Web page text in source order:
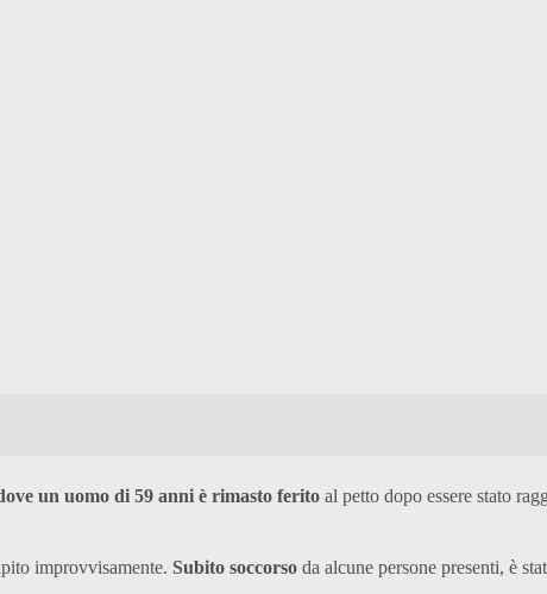
un uomo di 59 anni è rimasto ferito al petto dopo essere stato
improvvisamente. Subito soccorso da alcune persone presenti, è